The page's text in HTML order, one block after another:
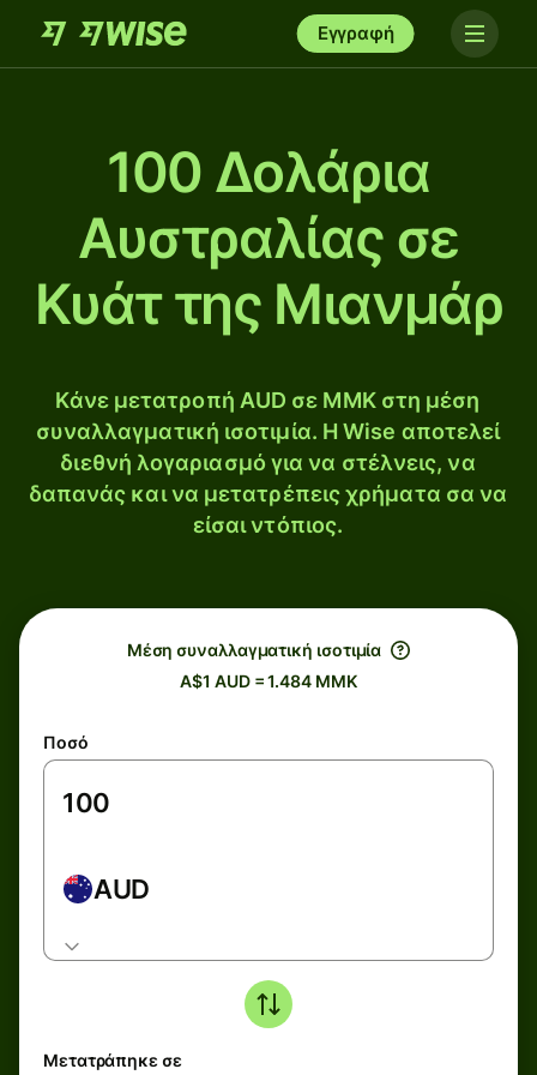
Εγγραφή
100 Δολάρια
Αυστραλίας σε
Κυάτ της Μιανμάρ
Κάνε μετατροπή AUD σε MMK στη μέση
συναλλαγματική ισοτιμία. Η Wise αποτελεί
διεθνή λογαριασμό για να στέλνεις, να
δαπανάς και να μετατρέπεις χρήματα σα να
είσαι ντόπιος.
Μέση συναλλαγματική ισοτιμία
A$1 AUD = 1.484 MMK
Ποσό
AUD
Μετατράπηκε σε